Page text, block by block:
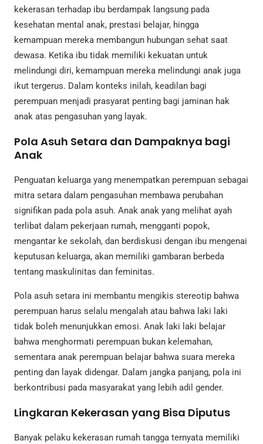
kekerasan terhadap ibu berdampak langsung pada
kesehatan mental anak, prestasi belajar, hingga
kemampuan mereka membangun hubungan sehat saat
dewasa. Ketika ibu tidak memiliki kekuatan untuk
melindungi diri, kemampuan mereka melindungi anak juga
ikut tergerus. Dalam konteks inilah, keadilan bagi
perempuan menjadi prasyarat penting bagi jaminan hak
anak atas pengasuhan yang layak.
Pola Asuh Setara dan Dampaknya bagi
Anak
Penguatan keluarga yang menempatkan perempuan sebagai
mitra setara dalam pengasuhan membawa perubahan
signifikan pada pola asuh. Anak anak yang melihat ayah
terlibat dalam pekerjaan rumah, mengganti popok,
mengantar ke sekolah, dan berdiskusi dengan ibu mengenai
keputusan keluarga, akan memiliki gambaran berbeda
tentang maskulinitas dan feminitas.
Pola asuh setara ini membantu mengikis stereotip bahwa
perempuan harus selalu mengalah atau bahwa laki laki
tidak boleh menunjukkan emosi. Anak laki laki belajar
bahwa menghormati perempuan bukan kelemahan,
sementara anak perempuan belajar bahwa suara mereka
penting dan layak didengar. Dalam jangka panjang, pola ini
berkontribusi pada masyarakat yang lebih adil gender.
Lingkaran Kekerasan yang Bisa Diputus
Banyak pelaku kekerasan rumah tangga ternyata memiliki